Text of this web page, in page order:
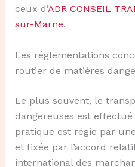
ceux d’ADR CONSEIL
sur-Marne.
Les réglementations
routier de matières
Le plus souvent, le
dangereuses est
pratique est régie par
et fixée par l’accord
international des